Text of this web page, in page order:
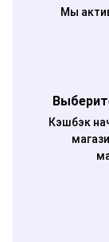
Мы
Кэшбэк